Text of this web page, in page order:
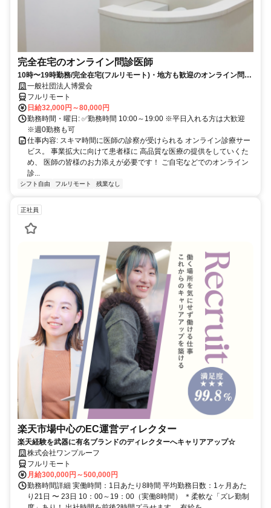
完全在宅のオンライン問診医師
10時〜19時勤務/完全在宅(フルリモート)・地方も歓迎のオンライン問診
業務一般社団法人博愛会
フルリモート
日給32,000円～80,000円
勤務時間・曜日: ✅勤務時間 10:00～19:00 ※平日入れる方は大歓迎
※週0勤務も可
仕事内容: スキマ時間に医師の診察が受けられる オンライン診療サー
ビス。 事業拡大に向けて患者様に 高品質な医療の提供をしていくた
め、 医師の皆様のお力添えが必要です！ ご自宅などでのオンライン
診...
シフト自由 フルリモート 残業なし
正社員
楽天市場中心のEC運営ディレクター
楽天経験を武器に有名ブランドのディレクターへキャリアアップ☆
株式会社ワンプルーフ
フルリモート
月給300,000円～500,000円
勤務時間詳細 実働時間：1日あたり8時間 平均勤務日数：1ヶ月あた
り21日 〜 23日 10：00～19：00（実働8時間） ＊柔軟な「ズレ勤制